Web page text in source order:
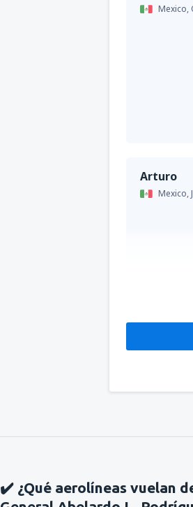
Mexico,
Arturo
Mexico,
✔️ ¿Qué aerolíneas vuelan